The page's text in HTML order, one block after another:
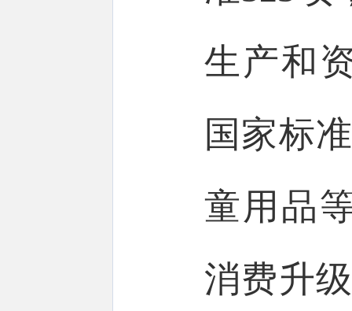
生产和
国家标
童用品
消费升